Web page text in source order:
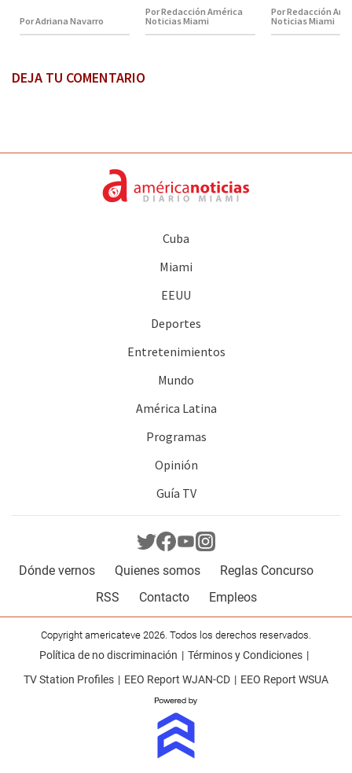
Por Adriana Navarro
Por Redacción América
Noticias Miami
Por Redacción
Noticias Miami
DEJA TU COMENTARIO
Cuba
Miami
EEUU
Deportes
Entretenimientos
Mundo
América Latina
Programas
Opinión
Guía TV
Dónde vernos Quienes somos
Reglas Concurso
RSS
Contacto Empleos
Copyright americateve 2026. Todos los derechos reservados.
Política de no discriminación
Términos y Condiciones
TV Station Profiles
EEO Report WJAN-CD EEO Report WSUA